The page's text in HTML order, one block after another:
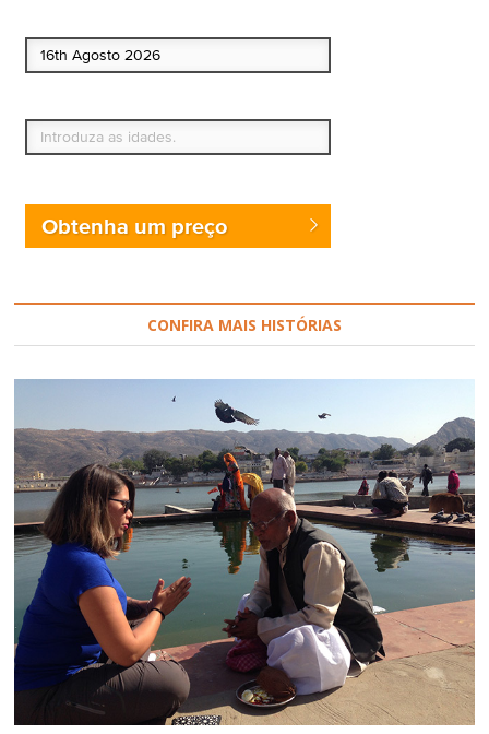
Obtenha um preço
CONFIRA MAIS HISTÓRIAS